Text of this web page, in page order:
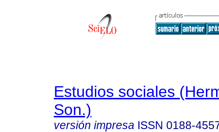
Estudios sociales
Son.)
versión impresa ISSN 0188-